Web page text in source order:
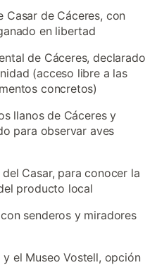
Casar de Cáceres, con
en libertad
de Cáceres, declarado
(acceso libre a las
concretos)
llanos de Cáceres y
para observar aves
Casar, para conocer la
producto local
senderos y miradores
el Museo Vostell, opción